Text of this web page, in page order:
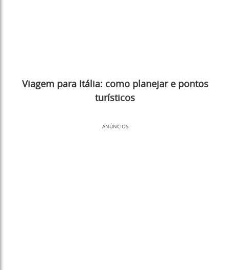
Viagem para Itália: como planejar e pontos
turísticos
ANÚNCIOS